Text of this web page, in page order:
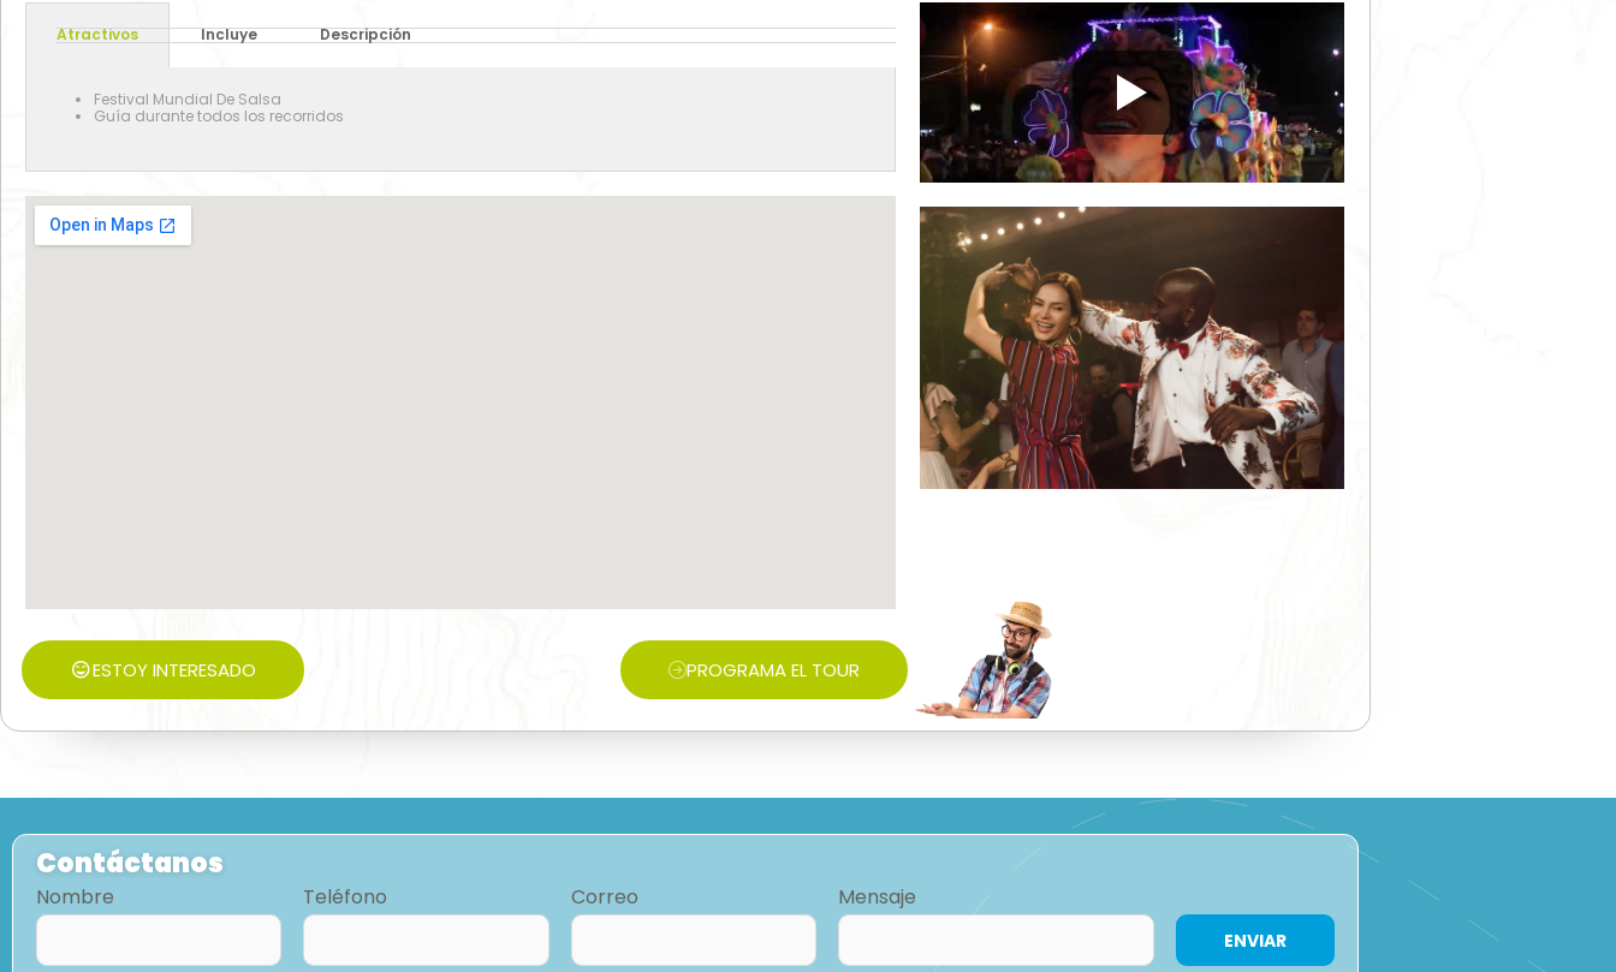
Atractivos Incluye Descripción
Festival Mundial De Salsa
Guía durante todos los recorridos
ESTOY INTERESADO PROGRAMA EL TOUR
Contáctanos
Nombre Teléfono Correo Mensaje